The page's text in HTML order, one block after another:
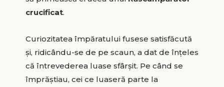
crucificat.
Curiozitatea împăratului fusese satisfăcută
și, ridicându-se de pe scaun, a dat de înțeles
că întrevederea luase sfârșit. Pe când se
împrăștiau, cei ce luaseră parte la